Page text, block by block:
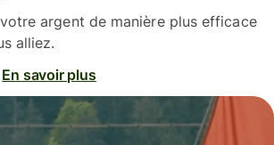
argent de manière plus efficace
alliez.
En savoir plus